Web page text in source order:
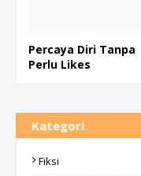
Percaya Diri Tanpa
Perlu Likes
Kategori
Fiksi